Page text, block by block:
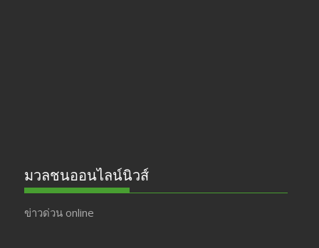
มวลชนออนไลน์นิวส์
ข่าวด่วน online